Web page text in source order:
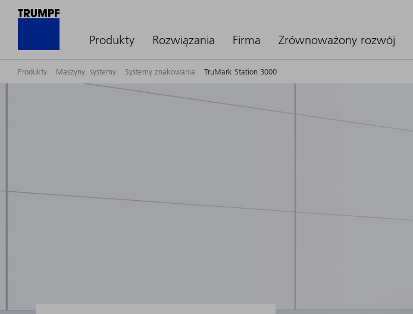
Produkty Rozwiązania Firma Zrównoważony rozwój
Produkty Maszyny, systemy Systemy znakowania TruMark Station 3000